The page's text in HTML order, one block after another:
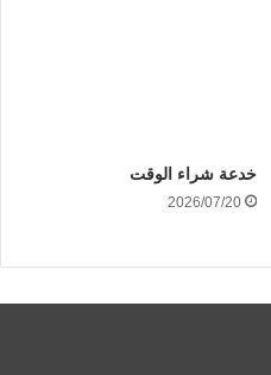
خدعة شراء الوقت
2026/07/20